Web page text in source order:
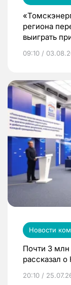
региона
выиграть
09:10 /
Новости
Почти 3
рассказал
20:10 /